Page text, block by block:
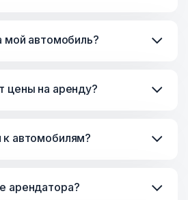
мой автомобиль?
цены на аренду?
к автомобилям?
арендатора?